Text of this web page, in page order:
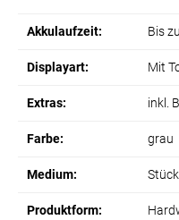
Akkulaufzeit: Bis
Displayart: Mit
Extras: inkl.
Farbe: grau
Medium: Stück
Produktform: